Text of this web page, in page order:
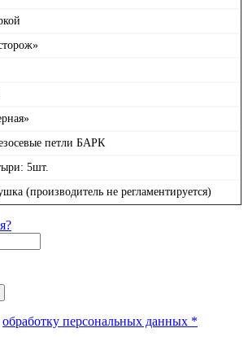
петли БАРК
5шт.
(производитель не регламентируется)
обработку персональных данных *